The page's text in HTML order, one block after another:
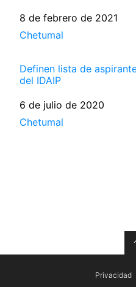
Fecha
8 de febrero de 2021
Respecto a
Chetumal
Definen lista de
del IDAIP
Fecha
6 de julio de 2020
Respecto a
Chetumal
Privacidad